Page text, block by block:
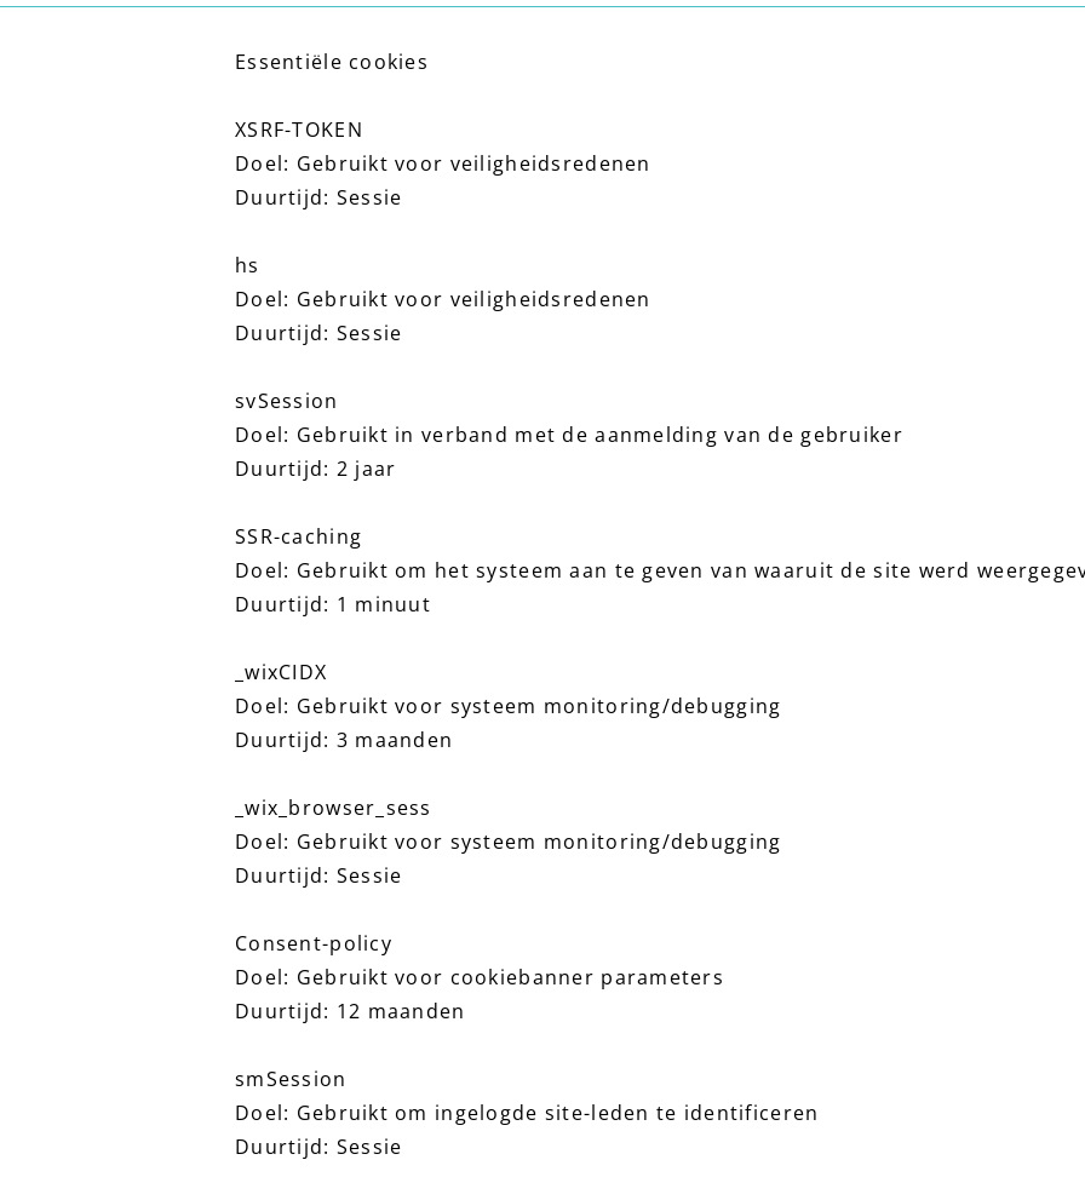
Essentiële cookies
XSRF-TOKEN
Doel: Gebruikt voor veiligheidsredenen
Duurtijd: Sessie
hs
Doel: Gebruikt voor veiligheidsredenen
Duurtijd: Sessie
svSession
Doel: Gebruikt in verband met de aanmelding van de gebruiker
Duurtijd: 2 jaar
SSR-caching
Doel: Gebruikt om het systeem aan te geven van waaruit de site werd
Duurtijd: 1 minuut
_wixCIDX
Doel: Gebruikt voor systeem monitoring/debugging
Duurtijd: 3 maanden
_wix_browser_sess
Doel: Gebruikt voor systeem monitoring/debugging
Duurtijd: Sessie
Consent-policy
Doel: Gebruikt voor cookiebanner parameters
Duurtijd: 12 maanden
smSession
Doel: Gebruikt om ingelogde site-leden te identificeren
Duurtijd: Sessie